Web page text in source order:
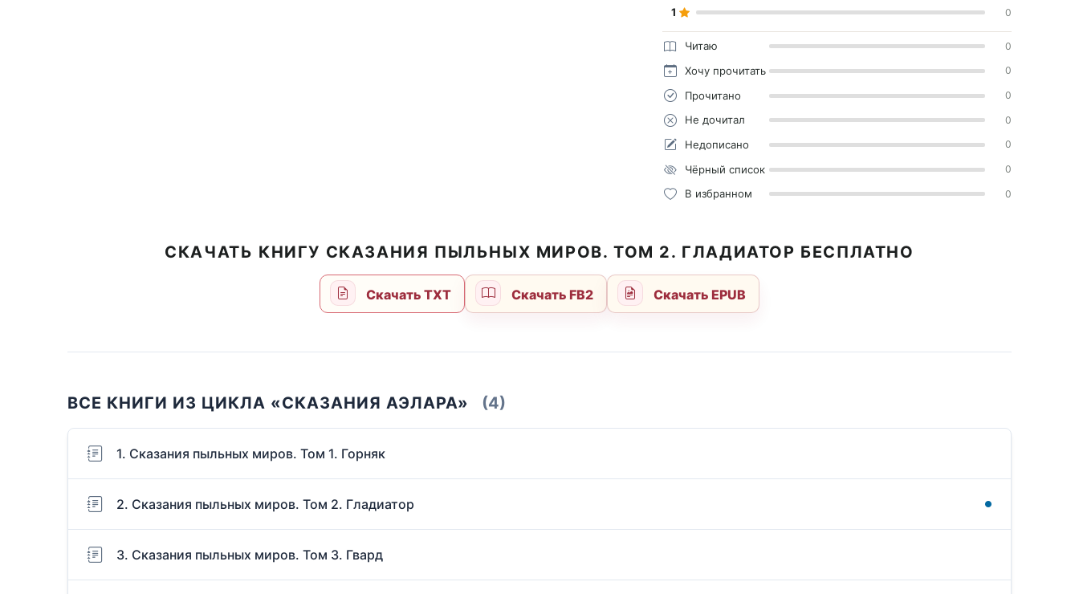
1 0
Читаю 0
Хочу прочитать 0
Прочитано 0
Не дочитал 0
Недописано 0
Чёрный список 0
В избранном 0
СКАЧАТЬ КНИГУ СКАЗАНИЯ ПЫЛЬНЫХ МИРОВ. ТОМ 2. ГЛАДИАТОР БЕСПЛАТНО
Скачать TXT Скачать FB2 Скачать EPUB
ВСЕ КНИГИ ИЗ ЦИКЛА «СКАЗАНИЯ АЭЛАРА» (4)
1. Сказания пыльных миров. Том 1. Горняк
2. Сказания пыльных миров. Том 2. Гладиатор
3. Сказания пыльных миров. Том 3. Гвард